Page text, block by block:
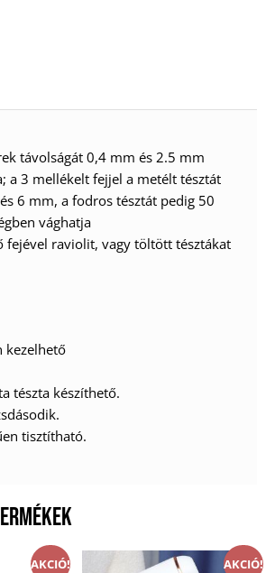
távolságát 0,4 mm és 2.5 mm
a 3 mellékelt fejjel a metélt tésztát
6 mm, a fodros tésztát pedig 50
vághatja
fejével raviolit, vagy töltött tésztákat
kezelhető
tészta készíthető.
tisztítható.
AKCIÓ! AKCIÓ!